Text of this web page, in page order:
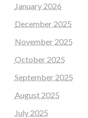
January 2026
December 2025
November 2025
October 2025
September 2025
August 2025
July 2025